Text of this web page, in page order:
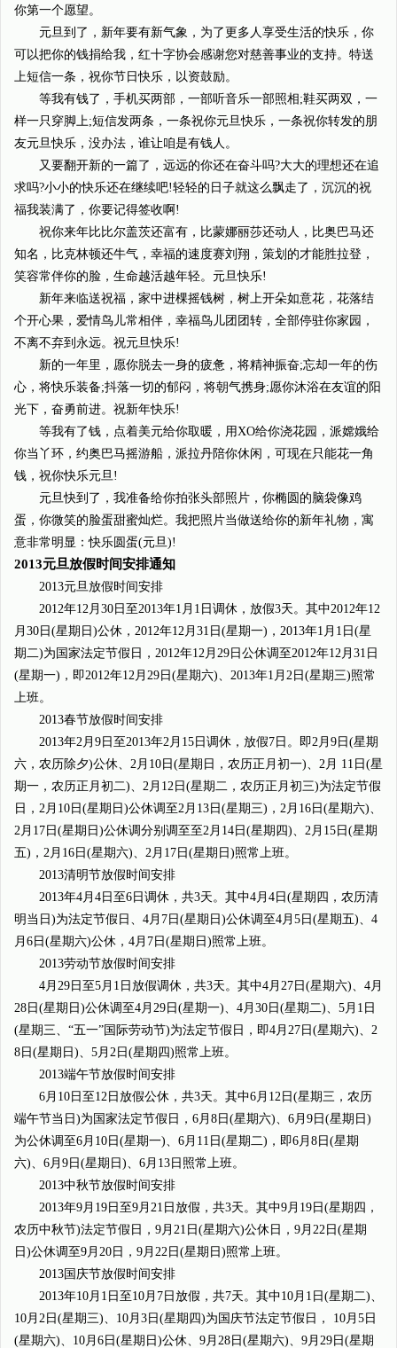
你第一个愿望。
元旦到了，新年要有新气象，为了更多人享受生活的快乐，你
可以把你的钱捐给我，红十字协会感谢您对慈善事业的支持。特送
上短信一条，祝你节日快乐，以资鼓励。
等我有钱了，手机买两部，一部听音乐一部照相;鞋买两双，一
样一只穿脚上;短信发两条，一条祝你元旦快乐，一条祝你转发的朋
友元旦快乐，没办法，谁让咱是有钱人。
又要翻开新的一篇了，远远的你还在奋斗吗?大大的理想还在追
求吗?小小的快乐还在继续吧!轻轻的日子就这么飘走了，沉沉的祝
福我装满了，你要记得签收啊!
祝你来年比比尔盖茨还富有，比蒙娜丽莎还动人，比奥巴马还
知名，比克林顿还牛气，幸福的速度赛刘翔，策划的才能胜拉登，
笑容常伴你的脸，生命越活越年轻。元旦快乐!
新年来临送祝福，家中进棵摇钱树，树上开朵如意花，花落结
个开心果，爱情鸟儿常相伴，幸福鸟儿团团转，全部停驻你家园，
不离不弃到永远。祝元旦快乐!
新的一年里，愿你脱去一身的疲惫，将精神振奋;忘却一年的伤
心，将快乐装备;抖落一切的郁闷，将朝气携身;愿你沐浴在友谊的阳
光下，奋勇前进。祝新年快乐!
等我有了钱，点着美元给你取暖，用XO给你浇花园，派嫦娥给
你当丫环，约奥巴马摇游船，派拉丹陪你休闲，可现在只能花一角
钱，祝你快乐元旦!
元旦快到了，我准备给你拍张头部照片，你椭圆的脑袋像鸡
蛋，你微笑的脸蛋甜蜜灿烂。我把照片当做送给你的新年礼物，寓
意非常明显：快乐圆蛋(元旦)!
2013元旦放假时间安排通知
2013元旦放假时间安排
2012年12月30日至2013年1月1日调休，放假3天。其中2012年12
月30日(星期日)公休，2012年12月31日(星期一)，2013年1月1日(星
期二)为国家法定节假日，2012年12月29日公休调至2012年12月31日
(星期一)，即2012年12月29日(星期六)、2013年1月2日(星期三)照常
上班。
2013春节放假时间安排
2013年2月9日至2013年2月15日调休，放假7日。即2月9日(星期
六，农历除夕)公休、2月10日(星期日，农历正月初一)、2月 11日(星
期一，农历正月初二)、2月12日(星期二，农历正月初三)为法定节假
日，2月10日(星期日)公休调至2月13日(星期三)，2月16日(星期六)、
2月17日(星期日)公休调分别调至至2月14日(星期四)、2月15日(星期
五)，2月16日(星期六)、2月17日(星期日)照常上班。
2013清明节放假时间安排
2013年4月4日至6日调休，共3天。其中4月4日(星期四，农历清
明当日)为法定节假日、4月7日(星期日)公休调至4月5日(星期五)、4
月6日(星期六)公休，4月7日(星期日)照常上班。
2013劳动节放假时间安排
4月29日至5月1日放假调休，共3天。其中4月27日(星期六)、4月
28日(星期日)公休调至4月29日(星期一)、4月30日(星期二)、5月1日
(星期三、“五一”国际劳动节)为法定节假日，即4月27日(星期六)、2
8日(星期日)、5月2日(星期四)照常上班。
2013端午节放假时间安排
6月10日至12日放假公休，共3天。其中6月12日(星期三，农历
端午节当日)为国家法定节假日，6月8日(星期六)、6月9日(星期日)
为公休调至6月10日(星期一)、6月11日(星期二)，即6月8日(星期
六)、6月9日(星期日)、6月13日照常上班。
2013中秋节放假时间安排
2013年9月19日至9月21日放假，共3天。其中9月19日(星期四，
农历中秋节)法定节假日，9月21日(星期六)公休日，9月22日(星期
日)公休调至9月20日，9月22日(星期日)照常上班。
2013国庆节放假时间安排
2013年10月1日至10月7日放假，共7天。其中10月1日(星期二)、
10月2日(星期三)、10月3日(星期四)为国庆节法定节假日， 10月5日
(星期六)、10月6日(星期日)公休、9月28日(星期六)、9月29日(星期